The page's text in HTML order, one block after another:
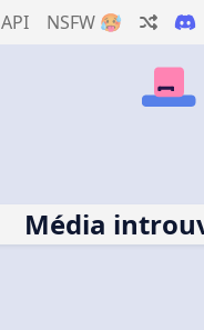
API NSFW 🥵
Média